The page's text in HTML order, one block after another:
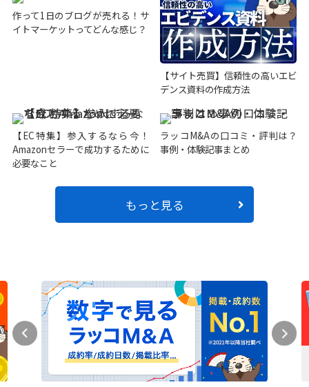
作って1日のブログが売れる！サ
イトマーケットってどんな感じ？
【サイト売買】信頼性の高いエビ
デンス資料の作成方法
【EC特集】参入するなら今！
Amazonセラーで成功するために
必要なこと
ラッコM&Aの口コミ・評判は？
事例・体験記事まとめ
もっと見る